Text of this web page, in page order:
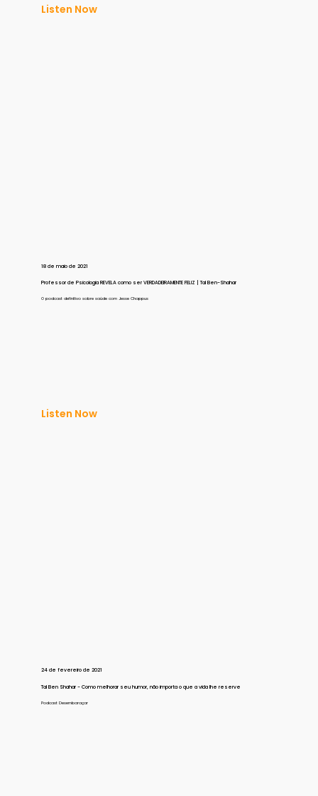
Listen Now
18 de maio de 2021
Professor de Psicologia REVELA como ser VERDADEIRAMENTE FELIZ | Tal Ben-Shahar
O podcast definitivo sobre saúde com Jesse Chappus
Listen Now
24 de fevereiro de 2021
Tal Ben Shahar - Como melhorar seu humor, não importa o que a vida lhe reserve
Podcast Desembaraçar